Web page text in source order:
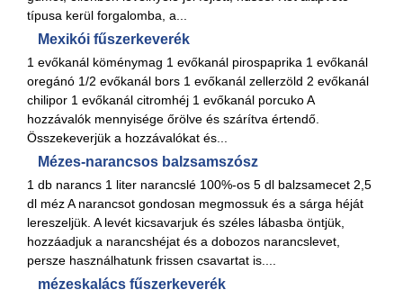
típusa kerül forgalomba, a...
Mexikói fűszerkeverék
1 evőkanál köménymag 1 evőkanál pirospaprika 1 evőkanál
oregánó 1/2 evőkanál bors 1 evőkanál zellerzöld 2 evőkanál
chilipor 1 evőkanál citromhéj 1 evőkanál porcuko A
hozzávalók mennyisége őrölve és szárítva értendő.
Összekeverjük a hozzávalókat és...
Mézes-narancsos balzsamszósz
1 db narancs 1 liter narancslé 100%-os 5 dl balzsamecet 2,5
dl méz A narancsot gondosan megmossuk és a sárga héját
lereszeljük. A levét kicsavarjuk és széles lábasba öntjük,
hozzáadjuk a narancshéjat és a dobozos narancslevet,
persze használhatunk frissen csavartat is....
mézeskalács fűszerkeverék